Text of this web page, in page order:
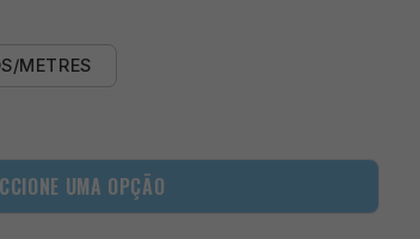
METRES
UMA OPÇÃO